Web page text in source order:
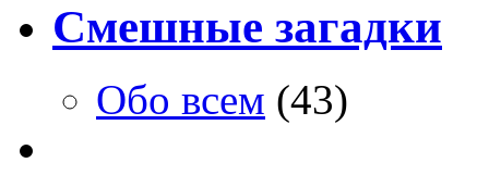
Смешные загадки
Обо всем (43)